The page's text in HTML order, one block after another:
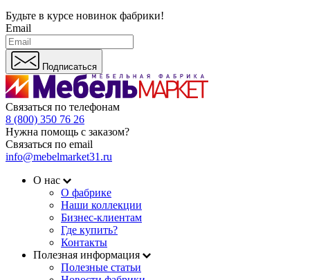
Будьте в курсе новинок фабрики!
Email
Подписаться
Связаться по телефонам
8 (800) 350 76 26
Нужна помощь с заказом?
Связаться по email
info@mebelmarket31.ru
О нас
О фабрике
Наши коллекции
Бизнес-клиентам
Где купить?
Контакты
Полезная информация
Полезные статьи